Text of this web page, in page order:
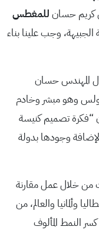
كريم حسان للمغطس
وجب علينا بناء
المهندس حسان
وهو مبشر وخادم
تصميم كنيسة
وجودها بدولة
من خلال عمل مقارنة
وألمانيا والعالم، من
النمط المألوف